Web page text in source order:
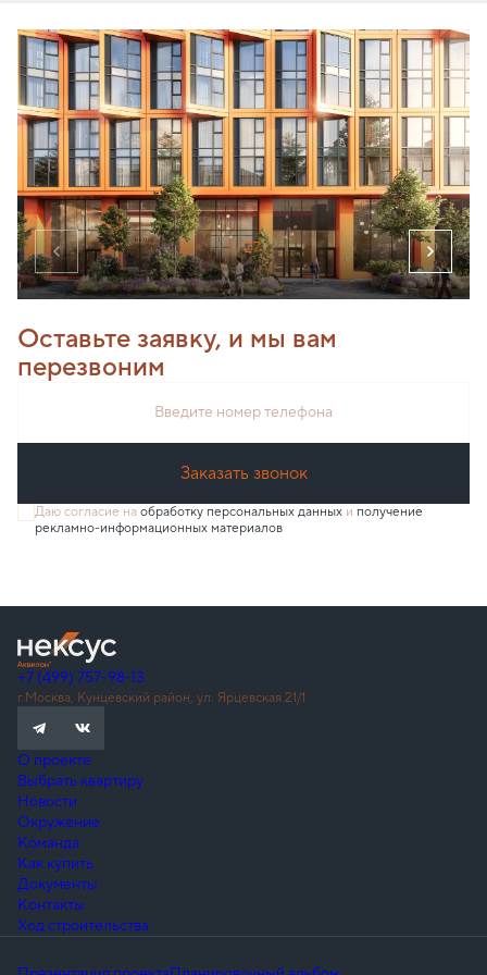
1 / 27
Оставьте заявку, и мы вам
перезвоним
Введите номер телефона
Заказать звонок
Даю согласие на обработку персональных данныхи получение
рекламно-информационных материалов
+7 (499) 757-98-13
г.Москва, Кунцевский район, ул. Ярцевская 21/1
О проекте
Выбрать квартиру
Новости
Окружение
Команда
Как купить
Документы
Контакты
Ход строительства